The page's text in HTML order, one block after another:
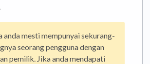
anda mesti mempunyai sekurang-
seorang pengguna dengan
pemilik. Jika anda mendapati